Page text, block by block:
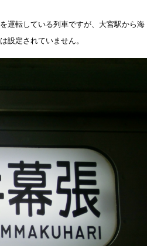
運転している列車ですが、大宮駅から海
設定されていません。